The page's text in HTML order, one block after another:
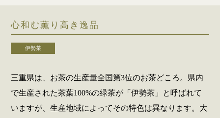
心和む薫り高き逸品
伊勢茶
三重県は、お茶の生産量全国第3位のお茶どころ。県内
で生産された茶葉100%の緑茶が「伊勢茶」と呼ばれて
いますが、生産地域によってその特色は異なります。大